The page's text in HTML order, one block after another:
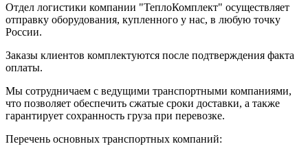
Отдел логистики компании "ТеплоКомплект" осуществляет
отправку оборудования, купленного у нас, в любую точку
России.
Заказы клиентов комплектуются после подтверждения факта
оплаты.
Мы сотрудничаем с ведущими транспортными компаниями,
что позволяет обеспечить сжатые сроки доставки, а также
гарантирует сохранность груза при перевозке.
Перечень основных транспортных компаний: